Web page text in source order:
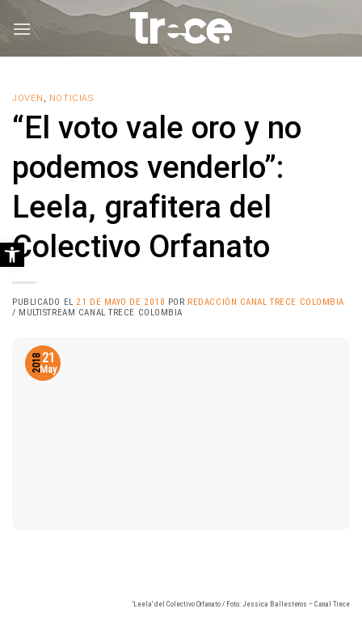
JOVEN , NOTICIAS
“El voto vale oro y no
podemos venderlo”:
Leela, grafitera del
Colectivo Orfanato
PUBLICADO EL 21 DE MAYO DE 2018 POR REDACCIÓN CANAL TRECE COLOMBIA
/ MULTISTREAM CANAL TRECE COLOMBIA
21
May
2018
'Leela' del Colectivo Orfanato / Foto: Jessica Ballesteros – Canal Trece
Abrir barra de herramientas